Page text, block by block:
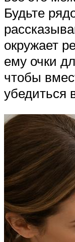
Будьте
окружает
ему очки
чтобы
убедиться